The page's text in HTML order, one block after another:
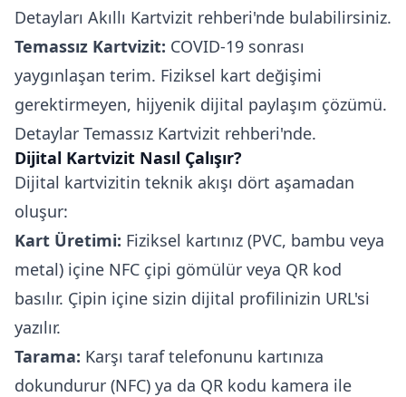
Detayları Akıllı Kartvizit rehberi'nde bulabilirsiniz.
Temassız Kartvizit: COVID-19 sonrası
yaygınlaşan terim. Fiziksel kart değişimi
gerektirmeyen, hijyenik dijital paylaşım çözümü.
Detaylar Temassız Kartvizit rehberi'nde.
Dijital Kartvizit Nasıl Çalışır?
Dijital kartvizitin teknik akışı dört aşamadan
oluşur:
Kart Üretimi: Fiziksel kartınız (PVC, bambu veya
metal) içine NFC çipi gömülür veya QR kod
basılır. Çipin içine sizin dijital profilinizin URL'si
yazılır.
Tarama: Karşı taraf telefonunu kartınıza
dokundurur (NFC) ya da QR kodu kamera ile